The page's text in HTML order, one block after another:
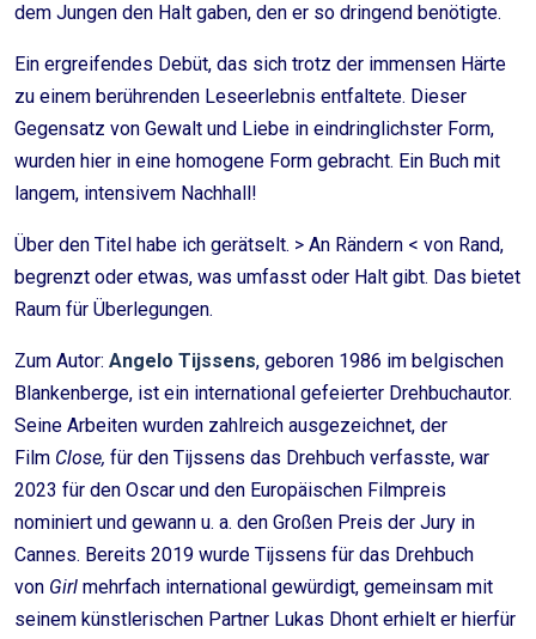
dem Jungen den Halt gaben, den er so dringend benötigte.
Ein ergreifendes Debüt, das sich trotz der immensen Härte
zu einem berührenden Leseerlebnis entfaltete. Dieser
Gegensatz von Gewalt und Liebe in eindringlichster Form,
wurden hier in eine homogene Form gebracht. Ein Buch mit
langem, intensivem Nachhall!
Über den Titel habe ich gerätselt. > An Rändern < von Rand,
begrenzt oder etwas, was umfasst oder Halt gibt. Das bietet
Raum für Überlegungen.
Zum Autor: Angelo Tijssens, geboren 1986 im belgischen
Blankenberge, ist ein international gefeierter Drehbuchautor.
Seine Arbeiten wurden zahlreich ausgezeichnet, der
Film Close, für den Tijssens das Drehbuch verfasste, war
2023 für den Oscar und den Europäischen Filmpreis
nominiert und gewann u. a. den Großen Preis der Jury in
Cannes. Bereits 2019 wurde Tijssens für das Drehbuch
von Girl mehrfach international gewürdigt, gemeinsam mit
seinem künstlerischen Partner Lukas Dhont erhielt er hierfür